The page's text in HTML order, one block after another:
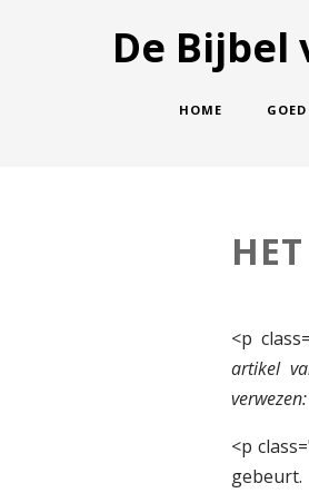
De Bijbel
HOME
<p
artikel
verwezen:
<p